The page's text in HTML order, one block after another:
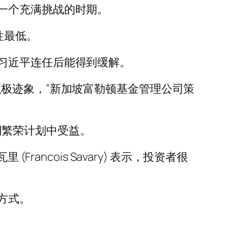
充满挑战的时期。
低。
平连任后能得到缓解。
迹象，”新加坡富勒顿基金管理公司策
荣计划中受益。
里 (Francois Savary) 表示，投资者很
。